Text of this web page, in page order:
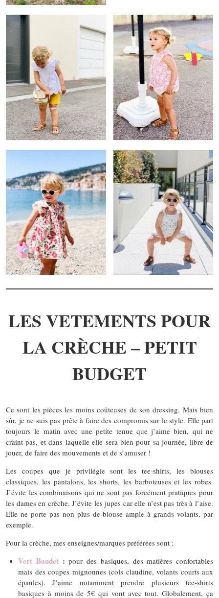
LES VETEMENTS POUR
LA CRÈCHE – PETIT
BUDGET
Ce sont les pièces les moins coûteuses de son dressing. Mais bien
sûr, je ne suis pas prête à faire des compromis sur le style. Elle part
toujours le matin avec une petite tenue que j’aime bien, qui ne
craint pas, et dans laquelle elle sera bien pour sa journée, libre de
jouer, de faire des mouvements et de s’amuser !
Les coupes que je privilégie sont les tee-shirts, les blouses
classiques, les pantalons, les shorts, les barboteuses et les robes.
J’évite les combinaisons qui ne sont pas forcément pratiques pour
les dames en crèche. J’évite les jupes car elle n’est pas très à l’aise.
Elle ne porte pas non plus de blouse ample à grands volants, par
exemple.
Pour la crèche, mes enseignes/marques préférées sont :
Vert Baudet:pour des basiques, des matières confortables
mais des coupes mignonnes (cols claudine, volants courts aux
épaules). J’aime notamment prendre plusieurs tee-shirts
basiques à moins de 5€ qui vont avec tout. Globalement, ça